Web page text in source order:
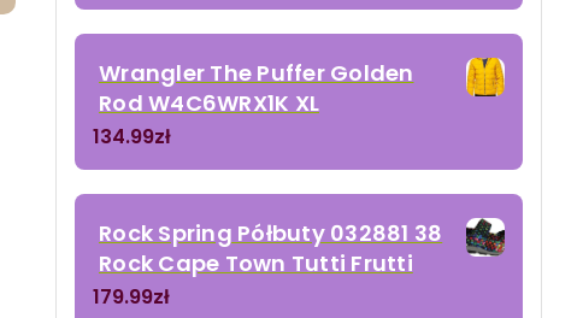
Wrangler The Puffer Golden
Rod W4C6WRX1K XL
134.99zł
Rock Spring Półbuty 032881 38
Rock Cape Town Tutti Frutti
179.99zł